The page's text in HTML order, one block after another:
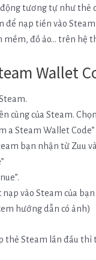
tương tự như thẻ
để nạp tiền vào
mềm, đồ ảo… trên hệ
Wallet
cùng của Steam.
a Steam Wallet Code”
bạn nhận từ Zuu
nạp vào Steam của
hướng dẫn có ảnh)
thẻ Steam lần đầu thì